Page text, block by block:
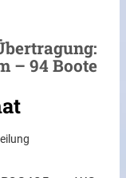
– 94 Boote